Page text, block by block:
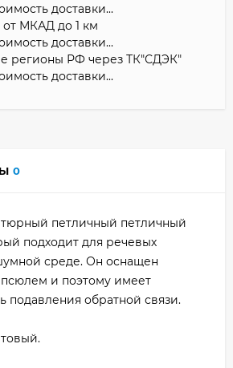
доставки...
МКАД до 1 км
доставки...
регионы РФ через ТК"СДЭК"
доставки...
0
петличный петличный
подходит для речевых
среде. Он оснащен
и поэтому имеет
подавления обратной связи.